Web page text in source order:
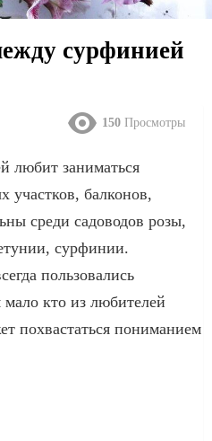
сурфинией
150 Просмотры
любит заниматься
участков, балконов,
среди садоводов розы,
сурфинии.
пользовались
кто из любителей
похвастаться пониманием